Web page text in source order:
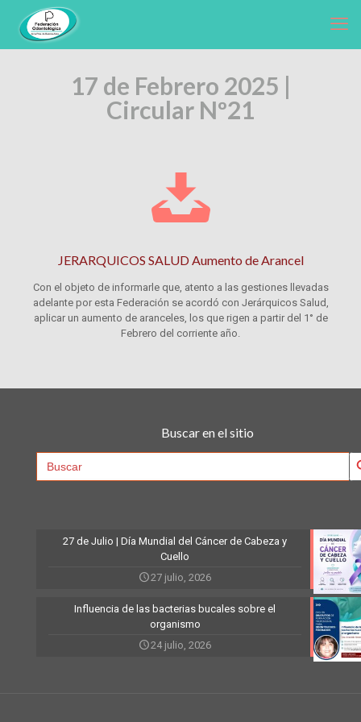
17 de Febrero 2025 |
Circular Nº21
JERARQUICOS SALUD Aumento de Arancel
Con el objeto de informarle que, atento a las gestiones llevadas
adelante por esta Federación se acordó con Jerárquicos Salud,
aplicar un aumento de aranceles, los que rigen a partir del 1° de
Febrero del corriente año.
Buscar en el sitio
Search
27 de Julio | Día Mundial del Cáncer de Cabeza y
Cuello
27 julio, 2026
Influencia de las bacterias bucales sobre el
organismo
24 julio, 2026